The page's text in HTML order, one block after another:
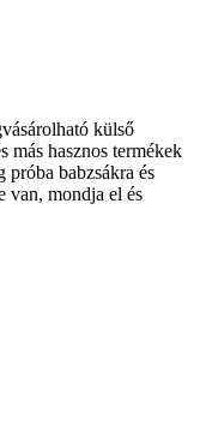
külső
más hasznos termékek
próba babzsákra és
van, mondja el és